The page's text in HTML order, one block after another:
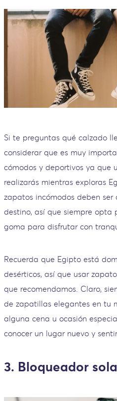
Si te preguntas qué calzado
considerar que es muy
cómodos y deportivos ya que
realizarás mientras exploras
zapatos incómodos deben
destino, así que siempre opta
goma para disfrutar con
Recuerda que Egipto está
desérticos, así que usar
que recomendamos. Claro,
de zapatillas elegantes en tu
alguna cena u ocasión
conocer un lugar nuevo y
3. Bloqueador